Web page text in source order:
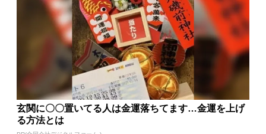
玄関に〇〇置いてる人は金運落ちてます…金運を上げ
る方法とは